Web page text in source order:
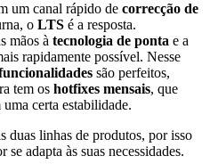
um canal rápido de correcção de
o LTS é a resposta.
mãos à tecnologia de ponta e a
rapidamente possível. Nesse
são perfeitos,
tem os hotfixes mensais, que
certa estabilidade.
duas linhas de produtos, por isso
adapta às suas necessidades.